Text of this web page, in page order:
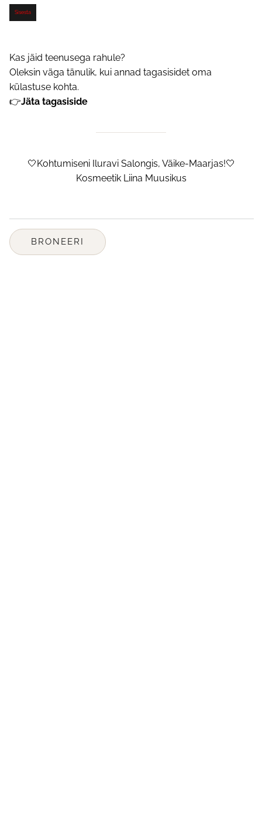
Kas jäid teenusega rahule?
Oleksin väga tänulik, kui annad tagasisidet oma
külastuse kohta.
👉Jäta tagasiside
🤍Kohtumiseni Iluravi Salongis, Väike-Maarjas!🤍
Kosmeetik Liina Muusikus
BRONEERI